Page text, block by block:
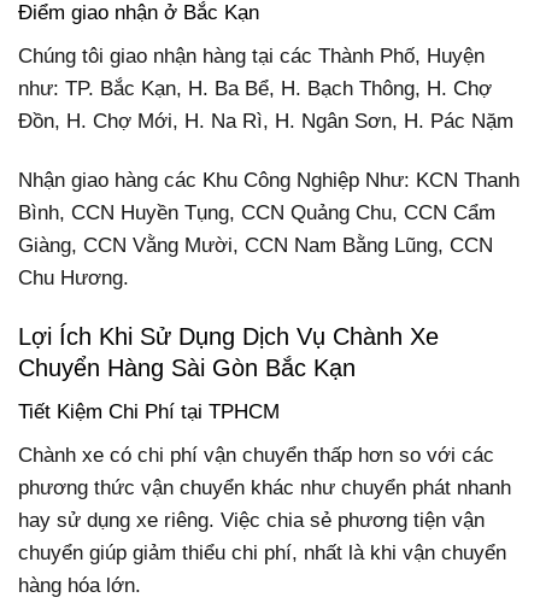
Điểm giao nhận ở Bắc Kạn
Chúng tôi giao nhận hàng tại các Thành Phố, Huyện
như: TP. Bắc Kạn, H. Ba Bể, H. Bạch Thông, H. Chợ
Đồn, H. Chợ Mới, H. Na Rì, H. Ngân Sơn, H. Pác Nặm
Nhận giao hàng các Khu Công Nghiệp Như: KCN Thanh
Bình, CCN Huyền Tụng, CCN Quảng Chu, CCN Cẩm
Giàng, CCN Vằng Mười, CCN Nam Bằng Lũng, CCN
Chu Hương.
Lợi Ích Khi Sử Dụng Dịch Vụ Chành Xe
Chuyển Hàng Sài Gòn Bắc Kạn
Tiết Kiệm Chi Phí tại TPHCM
Chành xe có chi phí vận chuyển thấp hơn so với các
phương thức vận chuyển khác như chuyển phát nhanh
hay sử dụng xe riêng. Việc chia sẻ phương tiện vận
chuyển giúp giảm thiểu chi phí, nhất là khi vận chuyển
hàng hóa lớn.